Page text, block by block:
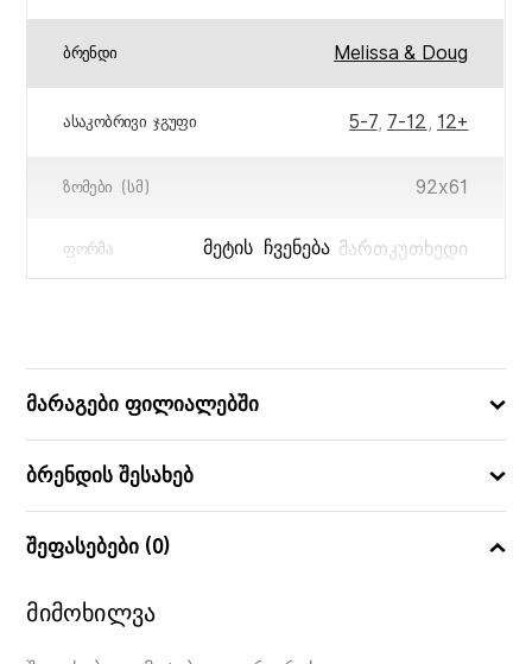
ᲑᲠᲔᲜᲓᲘ Melissa & Doug
ᲐᲡᲐᲙᲝᲑᲠᲘᲕᲘ ᲯᲒᲣᲤᲘ 5-7, 7-12, 12+
ᲖᲝᲛᲔᲑᲘ (ᲡᲛ) 92x61
ᲤᲝᲠᲛᲐ მართკუთხედი
ᲛᲔᲢᲘᲡ ᲩᲕᲔᲜᲔᲑᲐ
მარაგები ფილიალებში
ბრენდის შესახებ
შეფასებები (0)
მიმოხილვა